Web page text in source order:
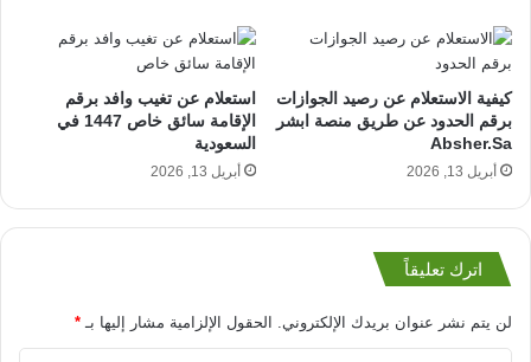
كيفية الاستعلام عن رصيد الجوازات
برقم الحدود عن طريق منصة ابشر
Absher.Sa
أبريل 13, 2026
استعلام عن تغيب وافد برقم
الإقامة سائق خاص 1447 في
السعودية
أبريل 13, 2026
اترك تعليقاً
لن يتم نشر عنوان بريدك الإلكتروني. الحقول الإلزامية مشار إليها بـ *